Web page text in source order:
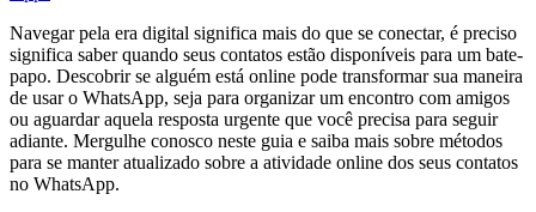
Navegar pela era digital significa mais do que se conectar, é preciso
significa saber quando seus contatos estão disponíveis para um bate-
papo. Descobrir se alguém está online pode transformar sua maneira
de usar o WhatsApp, seja para organizar um encontro com amigos
ou aguardar aquela resposta urgente que você precisa para seguir
adiante. Mergulhe conosco neste guia e saiba mais sobre métodos
para se manter atualizado sobre a atividade online dos seus contatos
no WhatsApp.